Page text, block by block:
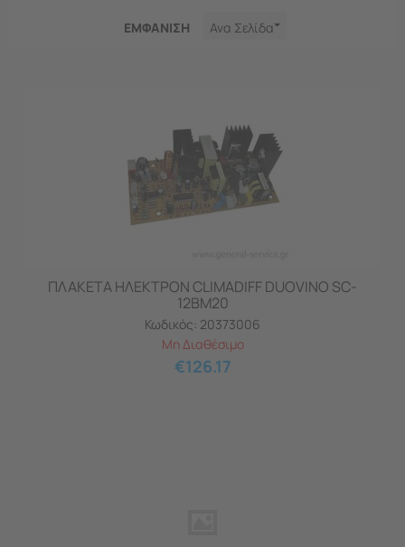
ΕΜΦΑNΙΣΗ Ανα Σελίδα
ΠΛΑΚΕΤΑ ΗΛΕΚΤΡΟΝ CLIMADIFF DUOVINO SC-
12BM20
Κωδικός: 20373006
Μη Διαθέσιμο
€126.17